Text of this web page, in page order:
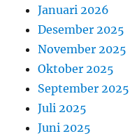
Januari 2026
Desember 2025
November 2025
Oktober 2025
September 2025
Juli 2025
Juni 2025